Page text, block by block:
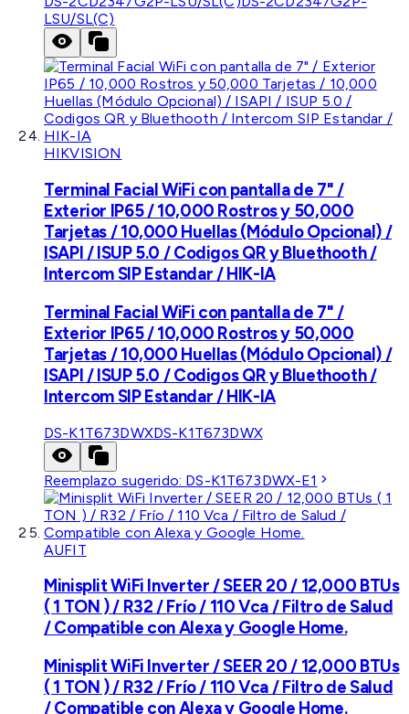
LSU/SL(C)
HIKVISION
Terminal Facial WiFi con pantalla de 7" /
Exterior IP65 / 10,000 Rostros y 50,000
Tarjetas / 10,000 Huellas (Módulo Opcional) /
ISAPI / ISUP 5.0 / Codigos QR y Bluethooth /
Intercom SIP Estandar / HIK-IA
Terminal Facial WiFi con pantalla de 7" /
Exterior IP65 / 10,000 Rostros y 50,000
Tarjetas / 10,000 Huellas (Módulo Opcional) /
ISAPI / ISUP 5.0 / Codigos QR y Bluethooth /
Intercom SIP Estandar / HIK-IA
DS-K1T673DWXDS-K1T673DWX
Reemplazo sugerido: DS-K1T673DWX-E1
AUFIT
Minisplit WiFi Inverter / SEER 20 / 12,000 BTUs
( 1 TON ) / R32 / Frío / 110 Vca / Filtro de Salud
/ Compatible con Alexa y Google Home.
Minisplit WiFi Inverter / SEER 20 / 12,000 BTUs
( 1 TON ) / R32 / Frío / 110 Vca / Filtro de Salud
/ Compatible con Alexa y Google Home.